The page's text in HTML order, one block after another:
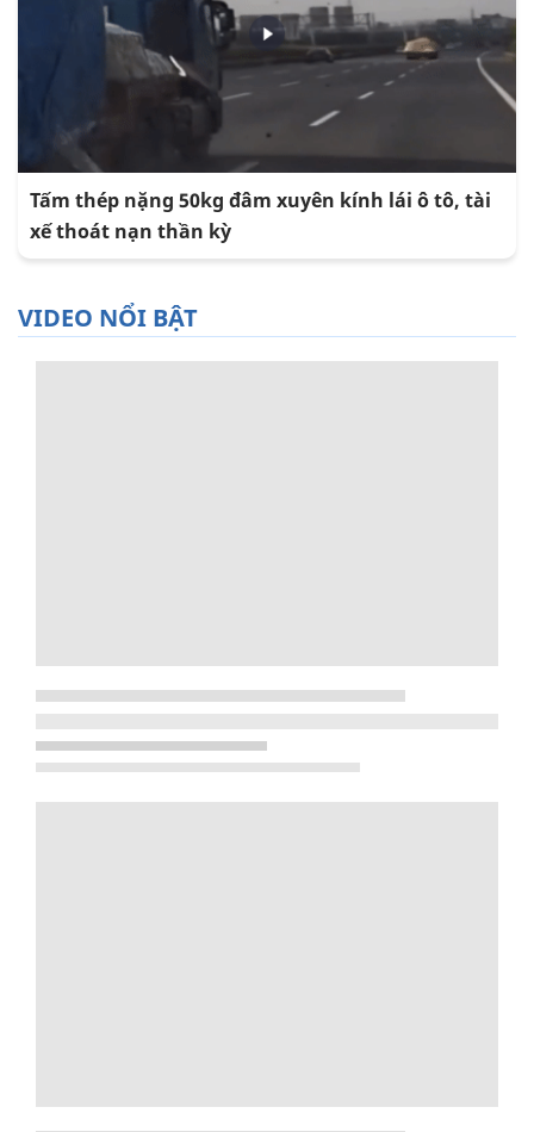
Tấm thép nặng 50kg đâm xuyên kính lái ô tô, tài
xế thoát nạn thần kỳ
VIDEO NỔI BẬT